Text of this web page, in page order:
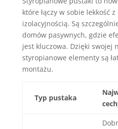
które łączy w sobie lekkość z
izolacyjnością. Są
domów pasywnych, gdzie
jest kluczowa. Dzięki swojej
styropianowe elementy są
montażu.
Typ pustaka